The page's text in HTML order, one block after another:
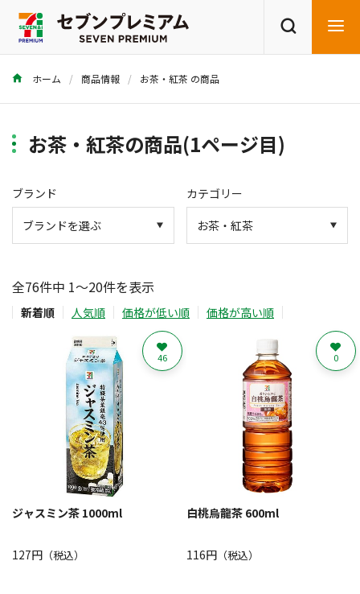
商品を探す レシピを探す
ホーム 商品情報 お茶・紅茶 の商品
お茶・紅茶の商品(1ページ目)
ブランド カテゴリー
全76件中 1～20件を表示
新着順 人気順 価格が低い順 価格が高い順
ジャスミン茶 1000ml
127円 （税込）
46
白桃烏龍茶 600ml
116円（税込）
0